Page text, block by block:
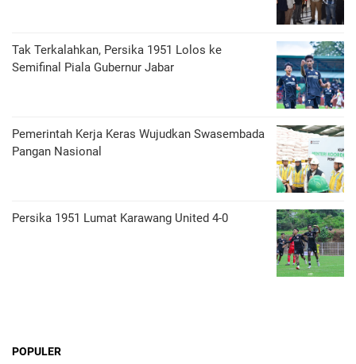
Tak Terkalahkan, Persika 1951 Lolos ke
Semifinal Piala Gubernur Jabar
Pemerintah Kerja Keras Wujudkan Swasembada
Pangan Nasional
Persika 1951 Lumat Karawang United 4-0
POPULER